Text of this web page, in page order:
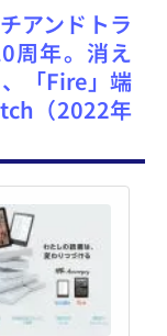
アンドトラ
周年。消え
「Fire」端
（2022年